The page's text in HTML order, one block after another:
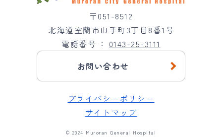
〒051-8512
北海道室蘭市山手町3丁目8番1号
電話番号
0143-25-3111
お問い合わせ
プライバシーポリシー
サイトマップ
© 2024 Muroran General Hospital